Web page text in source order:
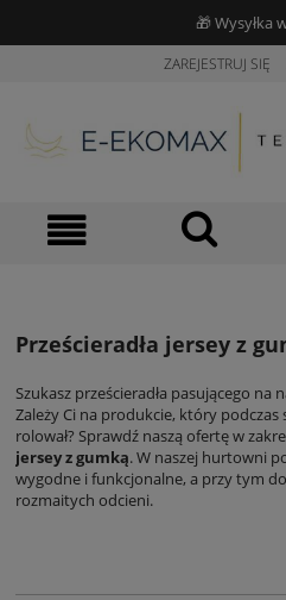
🎁 Wysyłka
ZAREJESTRUJ SIĘ
Prześcieradła jersey z
Szukasz prześcieradła pasującego na
Zależy Ci na produkcie, który podczas
rolował? Sprawdź naszą ofertę w
jersey z gumką. W naszej hurtowni
wygodne i funkcjonalne, a przy tym
rozmaitych odcieni.